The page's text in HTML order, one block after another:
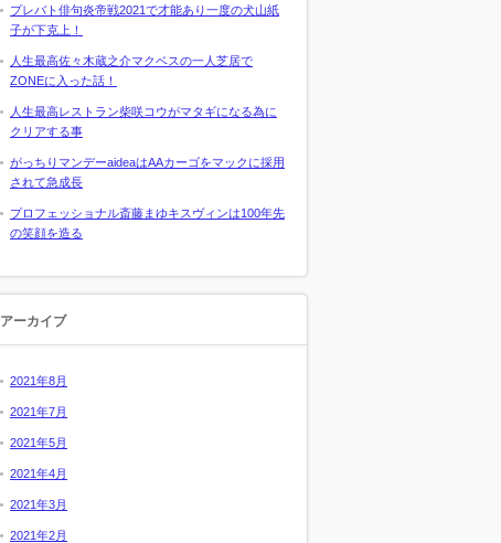
プレバト俳句炎帝戦2021で才能あり一度の犬山紙
子が下克上！
人生最高佐々木蔵之介マクベスの一人芝居で
ZONEに入った話！
人生最高レストラン柴咲コウがマタギになる為に
クリアする事
がっちりマンデーaideaはAAカーゴをマックに採用
されて急成長
プロフェッショナル斎藤まゆキスヴィンは100年先
の笑顔を造る
アーカイブ
2021年8月
2021年7月
2021年5月
2021年4月
2021年3月
2021年2月